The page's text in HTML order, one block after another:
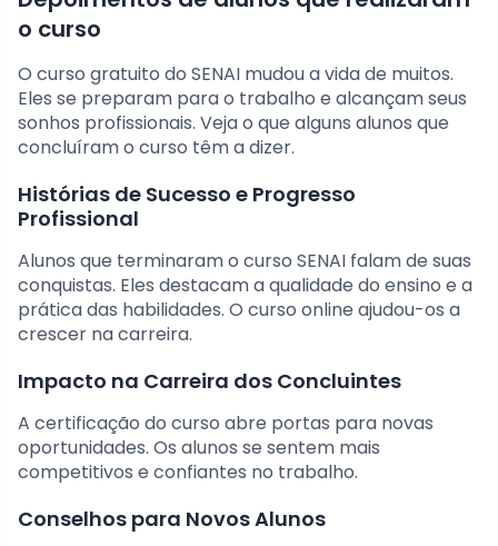
o curso
O curso gratuito do SENAI mudou a vida de muitos.
Eles se preparam para o trabalho e alcançam seus
sonhos profissionais. Veja o que alguns alunos que
concluíram o curso têm a dizer.
Histórias de Sucesso e Progresso
Profissional
Alunos que terminaram o curso SENAI falam de suas
conquistas. Eles destacam a qualidade do ensino e a
prática das habilidades. O curso online ajudou-os a
crescer na carreira.
Impacto na Carreira dos Concluintes
A certificação do curso abre portas para novas
oportunidades. Os alunos se sentem mais
competitivos e confiantes no trabalho.
Conselhos para Novos Alunos